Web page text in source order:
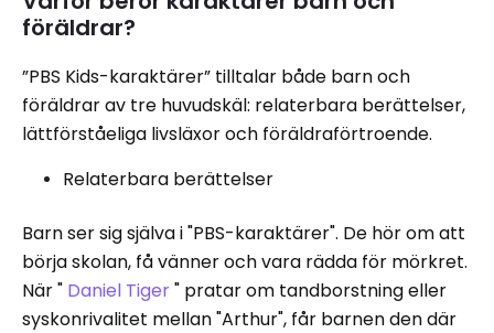
föräldrar?
”PBS Kids-karaktärer” tilltalar både barn och
föräldrar av tre huvudskäl: relaterbara berättelser,
lättförståeliga livsläxor och föräldraförtroende.
Relaterbara berättelser
Barn ser sig själva i "PBS-karaktärer". De hör om att
börja skolan, få vänner och vara rädda för mörkret.
När " Daniel Tiger" pratar om tandborstning eller
syskonrivalitet mellan "Arthur", får barnen den där